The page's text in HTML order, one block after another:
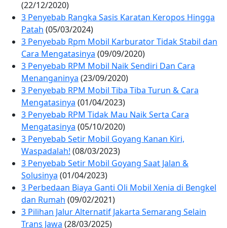
(22/12/2020)
3 Penyebab Rangka Sasis Karatan Keropos Hingga
Patah (05/03/2024)
3 Penyebab Rpm Mobil Karburator Tidak Stabil dan
Cara Mengatasinya (09/09/2020)
3 Penyebab RPM Mobil Naik Sendiri Dan Cara
Menanganinya (23/09/2020)
3 Penyebab RPM Mobil Tiba Tiba Turun & Cara
Mengatasinya (01/04/2023)
3 Penyebab RPM Tidak Mau Naik Serta Cara
Mengatasinya (05/10/2020)
3 Penyebab Setir Mobil Goyang Kanan Kiri,
Waspadalah! (08/03/2023)
3 Penyebab Setir Mobil Goyang Saat Jalan &
Solusinya (01/04/2023)
3 Perbedaan Biaya Ganti Oli Mobil Xenia di Bengkel
dan Rumah (09/02/2021)
3 Pilihan Jalur Alternatif Jakarta Semarang Selain
Trans Jawa (28/03/2025)